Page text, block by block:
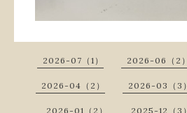
2026-07（1） 2026-06（2）
2026-04（2） 2026-03（3）
2026-01（2） 2025-12（3）